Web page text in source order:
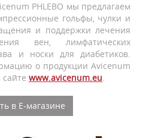
PHLEBO мы предлагаем
гольфы, чулки и
и поддержки лечения
вен, лимфатических
и носки для диабетиков.
о продукции Avicenum
www.avicenum.eu.
в E-магазине